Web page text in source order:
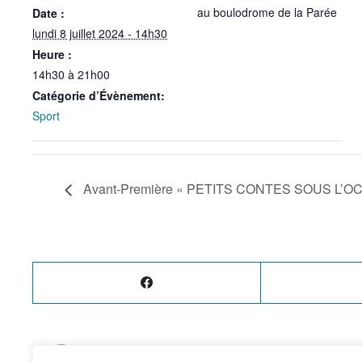
Date :
lundi 8 juillet 2024 - 14h30
Heure :
14h30 à 21h00
Catégorie d’Évènement:
Sport
au boulodrome de la Parée
Avant-Première « PETITS CONTES SOUS